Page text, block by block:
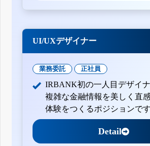
UI/UXデザイナー
業務委託 正社員
IRBANK初の一人目デザイナ
複雑な金融情報を美しく直
体験をつくるポジションです
Detail